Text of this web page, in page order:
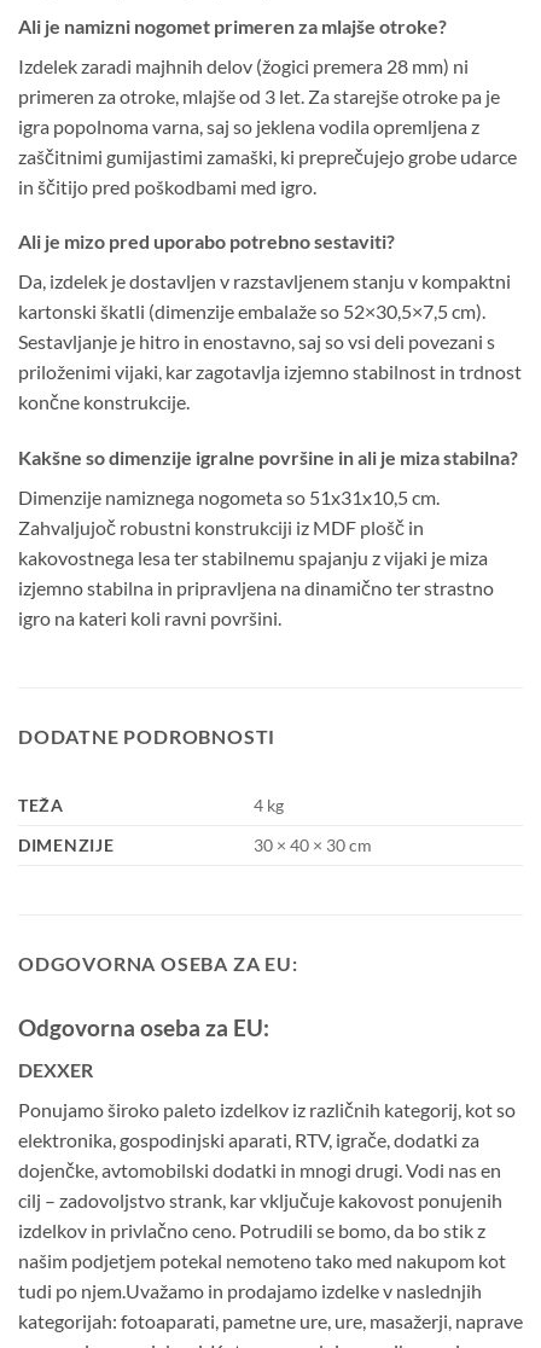
Ali je namizni nogomet primeren za mlajše otroke?
Izdelek zaradi majhnih delov (žogici premera 28 mm) ni
primeren za otroke, mlajše od 3 let. Za starejše otroke pa je
igra popolnoma varna, saj so jeklena vodila opremljena z
zaščitnimi gumijastimi zamaški, ki preprečujejo grobe udarce
in ščitijo pred poškodbami med igro.
Ali je mizo pred uporabo potrebno sestaviti?
Da, izdelek je dostavljen v razstavljenem stanju v kompaktni
kartonski škatli (dimenzije embalaže so 52×30,5×7,5 cm).
Sestavljanje je hitro in enostavno, saj so vsi deli povezani s
priloženimi vijaki, kar zagotavlja izjemno stabilnost in trdnost
končne konstrukcije.
Kakšne so dimenzije igralne površine in ali je miza stabilna?
Dimenzije namiznega nogometa so 51x31x10,5 cm.
Zahvaljujoč robustni konstrukciji iz MDF plošč in
kakovostnega lesa ter stabilnemu spajanju z vijaki je miza
izjemno stabilna in pripravljena na dinamično ter strastno
igro na kateri koli ravni površini.
DODATNE PODROBNOSTI
TEŽA
4 kg
DIMENZIJE
30 × 40 × 30 cm
ODGOVORNA OSEBA ZA EU:
Odgovorna oseba za EU:
DEXXER
Ponujamo široko paleto izdelkov iz različnih kategorij, kot so
elektronika, gospodinjski aparati, RTV, igrače, dodatki za
dojenčke, avtomobilski dodatki in mnogi drugi. Vodi nas en
cilj – zadovoljstvo strank, kar vključuje kakovost ponujenih
izdelkov in privlačno ceno. Potrudili se bomo, da bo stik z
našim podjetjem potekal nemoteno tako med nakupom kot
tudi po njem.Uvažamo in prodajamo izdelke v naslednjih
kategorijah: fotoaparati, pametne ure, ure, masažerji, naprave